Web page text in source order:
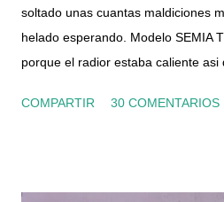
soltado unas cuantas maldiciones
helado esperando. Modelo SEMIA
porque el radior estaba caliente
luz era correcto. Le he dado al
COMPARTIR 30 COMENTARIOS